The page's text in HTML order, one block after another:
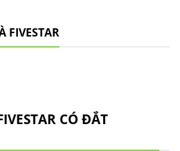
FIVESTAR
CÓ ĐẮT